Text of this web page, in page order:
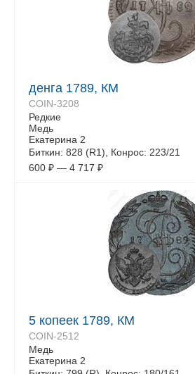
денга 1789, КМ
COIN-3208
Редкие
Медь
Екатерина 2
Биткин: 828 (R1), Конрос: 223/21
600 ₽ — 4 717 ₽
5 копеек 1789, КМ
COIN-2512
Медь
Екатерина 2